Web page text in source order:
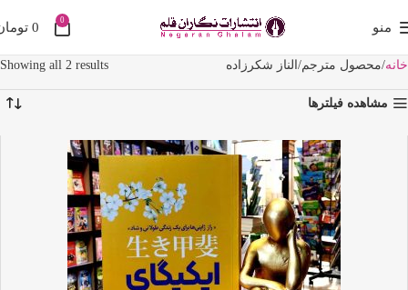
منو 0
0
خانه محصول مترجم الناز شکرزاده Showing all 2 results
مشاهده فیلترها